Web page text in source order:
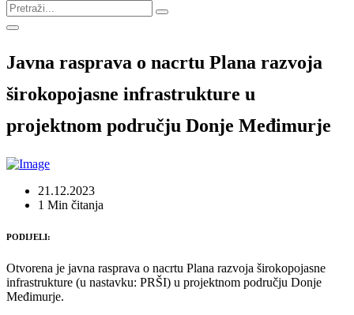
Javna rasprava o nacrtu Plana razvoja
širokopojasne infrastrukture u
projektnom području Donje Međimurje
21.12.2023
1 Min čitanja
PODIJELI:
Otvorena je javna rasprava o nacrtu Plana razvoja širokopojasne
infrastrukture (u nastavku: PRŠI) u projektnom području Donje
Međimurje.